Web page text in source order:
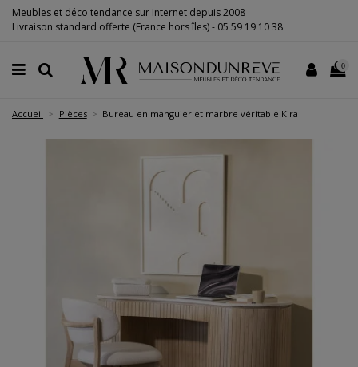
Meubles et déco tendance sur Internet depuis 2008
Livraison standard offerte (France hors îles) - 05 59 19 10 38
0
Accueil Pièces Bureau en manguier et marbre véritable Kira